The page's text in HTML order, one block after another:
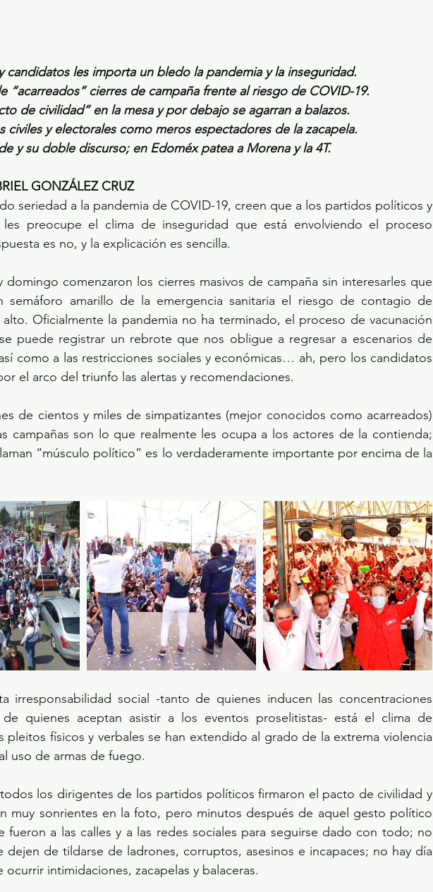
candidatos les importa un bledo la pandemia y la inseguridad.
“acarreados” cierres de campaña frente al riesgo de COVID-19.
de civilidad” en la mesa y por debajo se agarran a balazos.
civiles y electorales como meros espectadores de la zacapela.
y su doble discurso; en Edoméx patea a Morena y la 4T.
GONZÁLEZ CRUZ
seriedad a la pandemia de COVID-19, creen que a los partidos políticos y
les preocupe el clima de inseguridad que está envolviendo el proceso
es no, y la explicación es sencilla.
domingo comenzaron los cierres masivos de campaña sin interesarles que
semáforo amarillo de la emergencia sanitaria el riesgo de contagio de
alto. Oficialmente la pandemia no ha terminado, el proceso de vacunación
puede registrar un rebrote que nos obligue a regresar a escenarios de
como a las restricciones sociales y económicas… ah, pero los candidatos
el arco del triunfo las alertas y recomendaciones.
de cientos y miles de simpatizantes (mejor conocidos como acarreados)
campañas son lo que realmente les ocupa a los actores de la contienda;
“músculo político” es lo verdaderamente importante por encima de la
irresponsabilidad social -tanto de quienes inducen las concentraciones
de quienes aceptan asistir a los eventos proselitistas- está el clima de
pleitos físicos y verbales se han extendido al grado de la extrema violencia
uso de armas de fuego.
los dirigentes de los partidos políticos firmaron el pacto de civilidad y
muy sonrientes en la foto, pero minutos después de aquel gesto político
fueron a las calles y a las redes sociales para seguirse dado con todo; no
dejen de tildarse de ladrones, corruptos, asesinos e incapaces; no hay día
intimidaciones, zacapelas y balaceras.